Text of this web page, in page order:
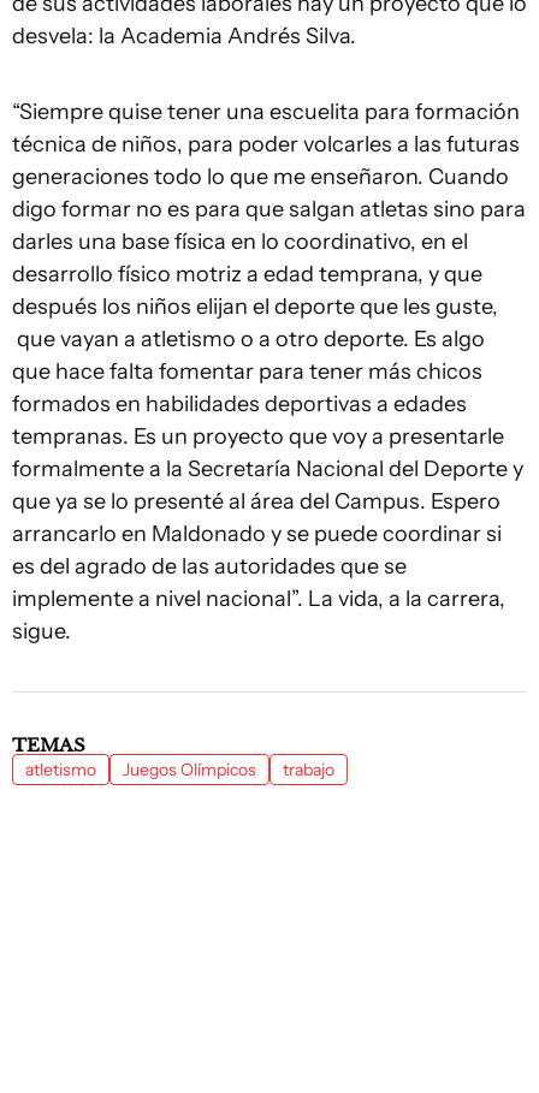
desvela: la Academia Andrés Silva.
“Siempre quise tener una escuelita para formación
técnica de niños, para poder volcarles a las futuras
generaciones todo lo que me enseñaron. Cuando
digo formar no es para que salgan atletas sino para
darles una base física en lo coordinativo, en el
desarrollo físico motriz a edad temprana, y que
después los niños elijan el deporte que les guste,
que vayan a atletismo o a otro deporte. Es algo
que hace falta fomentar para tener más chicos
formados en habilidades deportivas a edades
tempranas. Es un proyecto que voy a presentarle
formalmente a la Secretaría Nacional del Deporte y
que ya se lo presenté al área del Campus. Espero
arrancarlo en Maldonado y se puede coordinar si
es del agrado de las autoridades que se
implemente a nivel nacional”. La vida, a la carrera,
sigue.
TEMAS
atletismo Juegos Olímpicos trabajo